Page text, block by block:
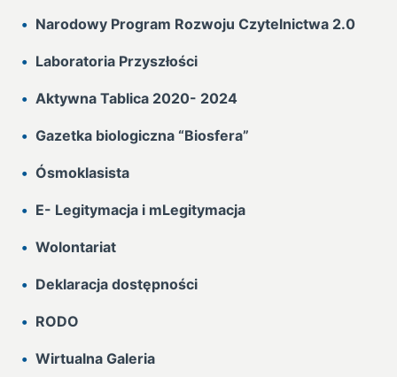
Narodowy Program Rozwoju Czytelnictwa 2.0
Laboratoria Przyszłości
Aktywna Tablica 2020- 2024
Gazetka biologiczna “Biosfera”
Ósmoklasista
E- Legitymacja i mLegitymacja
Wolontariat
Deklaracja dostępności
RODO
Wirtualna Galeria